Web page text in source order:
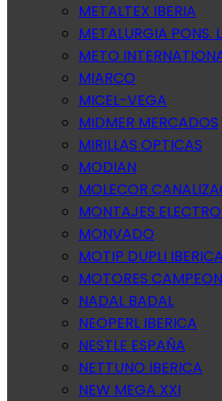
METALTEX IBERIA
METALURGIA PONS.
METO
MIARCO
MICEL-VEGA
MIDMER MERCADOS
MIRILLAS OPTICAS
MODIAN
MOLECOR
MONTAJES
MONVADO
MOTIP DUPLI IBERICA
MOTORES CAMPEON
NADAL BADAL
NEOPERL IBERICA
NESTLE ESPAÑA
NETTUNO IBERICA
NEW MEGA XXI